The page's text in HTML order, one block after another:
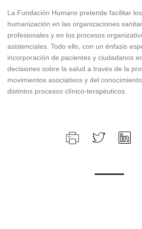
La Fundación Humans pretende facilitar
humanización en las organizaciones
profesionales y en los procesos
asistenciales. Todo ello, con un énfasis
incorporación de pacientes y ciudadanos
decisiones sobre la salud a través de la
movimientos asociativos y del
distintos procesos clínico-terapéuticos.